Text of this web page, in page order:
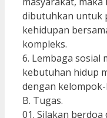
dibutuhkan untuk
kehidupan
kompleks.
6. Lembaga sosial
kebutuhan hidup
dengan
B. Tugas.
01. Silakan